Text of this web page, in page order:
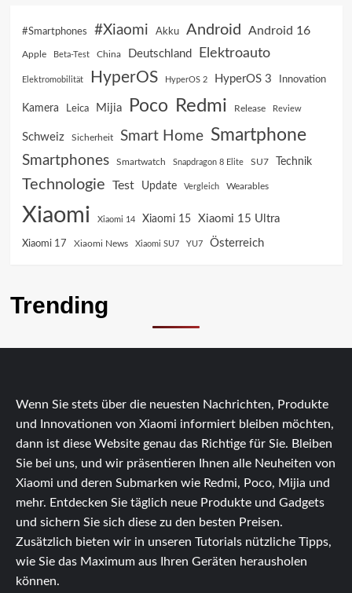
#Smartphones #Xiaomi Akku Android Android 16
Apple Beta-Test China Deutschland Elektroauto
Elektromobilität HyperOS HyperOS 2 HyperOS 3 Innovation
Kamera Leica Mijia Poco Redmi Release Review
Schweiz Sicherheit Smart Home Smartphone
Smartphones Smartwatch Snapdragon 8 Elite SU7 Technik
Technologie Test Update Vergleich Wearables
Xiaomi Xiaomi 14 Xiaomi 15 Xiaomi 15 Ultra
Xiaomi 17 Xiaomi News Xiaomi SU7 YU7 Österreich
Trending
Wenn Sie stets über die neuesten Nachrichten, Produkte
und Innovationen von Xiaomi informiert bleiben möchten,
dann ist diese Website genau das Richtige für Sie. Bleiben
Sie bei uns, und wir präsentieren Ihnen alle Neuheiten von
Xiaomi und deren Submarken wie Redmi, Poco, Mijia und
mehr. Entdecken Sie täglich neue Produkte und Gadgets
und sichern Sie sich diese zu den besten Preisen.
Zusätzlich bieten wir in unseren Tutorials nützliche Tipps,
wie Sie das Maximum aus Ihren Geräten herausholen
können.